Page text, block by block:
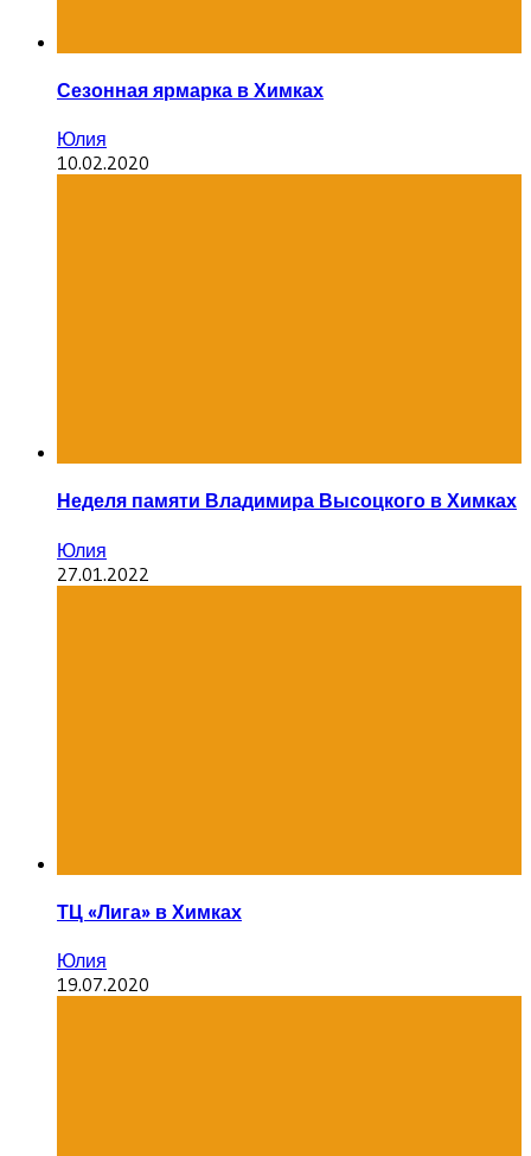
Сезонная ярмарка в Химках
Юлия
10.02.2020
Неделя памяти Владимира Высоцкого в Химках
Юлия
27.01.2022
ТЦ «Лига» в Химках
Юлия
19.07.2020